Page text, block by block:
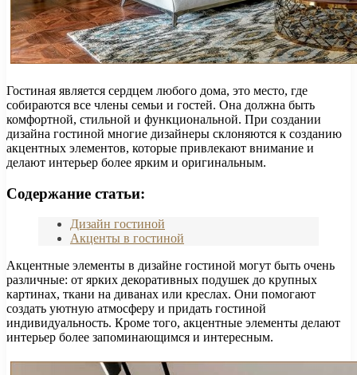
Гостиная является сердцем любого дома, это место, где
собираются все члены семьи и гостей. Она должна быть
комфортной, стильной и функциональной. При создании
дизайна гостиной многие дизайнеры склоняются к созданию
акцентных элементов, которые привлекают внимание и
делают интерьер более ярким и оригинальным.
Содержание статьи:
Дизайн гостиной
Акценты в гостиной
Акцентные элементы в дизайне гостиной могут быть очень
различные: от ярких декоративных подушек до крупных
картинах, ткани на диванах или креслах. Они помогают
создать уютную атмосферу и придать гостиной
индивидуальность. Кроме того, акцентные элементы делают
интерьер более запоминающимся и интересным.